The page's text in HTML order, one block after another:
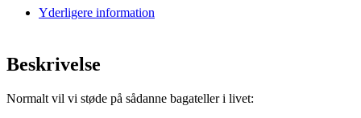
Yderligere information
Beskrivelse
Normalt vil vi støde på sådanne bagateller i livet: